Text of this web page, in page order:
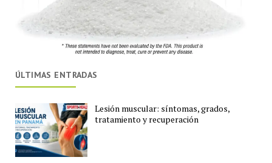
ÚLTIMAS ENTRADAS
Lesión muscular: síntomas, grados,
tratamiento y recuperación